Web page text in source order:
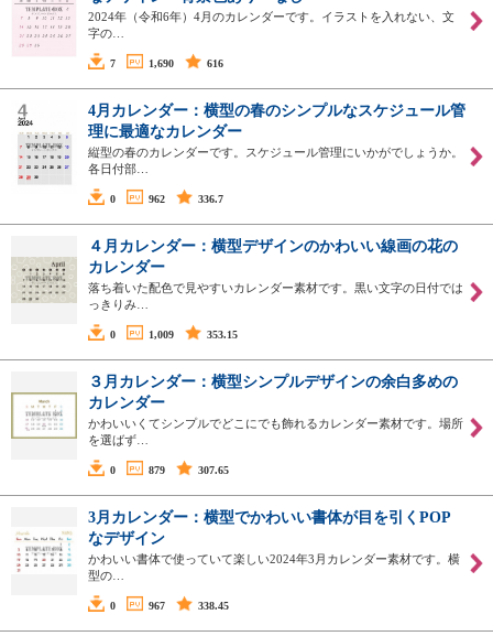
2024年（令和6年）4月のカレンダーです。イラストを入れない、文
字の…
7 1,690 616
4月カレンダー：横型の春のシンプルなスケジュール管
理に最適なカレンダー
縦型の春のカレンダーです。スケジュール管理にいかがでしょうか。
各日付部…
0 962 336.7
４月カレンダー：横型デザインのかわいい線画の花の
カレンダー
落ち着いた配色で見やすいカレンダー素材です。黒い文字の日付では
っきりみ…
0 1,009 353.15
３月カレンダー：横型シンプルデザインの余白多めの
カレンダー
かわいいくてシンプルでどこにでも飾れるカレンダー素材です。場所
を選ばず…
0 879 307.65
3月カレンダー：横型でかわいい書体が目を引くPOP
なデザイン
かわいい書体で使っていて楽しい2024年3月カレンダー素材です。横
型の…
0 967 338.45